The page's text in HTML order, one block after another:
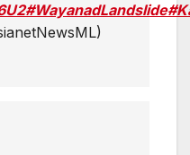
#WayanadLandslide